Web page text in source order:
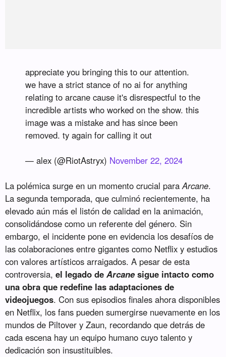
appreciate you bringing this to our attention.
we have a strict stance of no ai for anything
relating to arcane cause it's disrespectful to the
incredible artists who worked on the show. this
image was a mistake and has since been
removed. ty again for calling it out
— alex (@RiotAstryx) November 22, 2024
La polémica surge en un momento crucial paraArcane.
La segunda temporada, que culminó recientemente, ha
elevado aún más el listón de calidad en la animación,
consolidándose como un referente del género. Sin
embargo, el incidente pone en evidencia los desafíos de
las colaboraciones entre gigantes como Netflix y estudios
con valores artísticos arraigados. A pesar de esta
controversia,el legado deArcanesigue intacto como
una obra que redefine las adaptaciones de
videojuegos. Con sus episodios finales ahora disponibles
en Netflix, los fans pueden sumergirse nuevamente en los
mundos de Piltover y Zaun, recordando que detrás de
cada escena hay un equipo humano cuyo talento y
dedicación son insustituibles.